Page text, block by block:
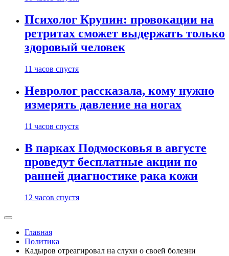
Психолог Крупин: провокации на
ретритах сможет выдержать только
здоровый человек
11 часов спустя
Невролог рассказала, кому нужно
измерять давление на ногах
11 часов спустя
В парках Подмосковья в августе
проведут бесплатные акции по
ранней диагностике рака кожи
12 часов спустя
Главная
Политика
Кадыров отреагировал на слухи о своей болезни